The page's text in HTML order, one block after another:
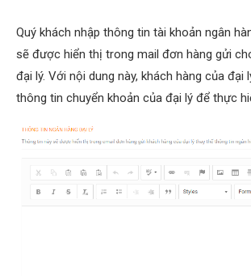
Quý khách nhập thông tin tài khoản ngân
sẽ được hiển thị trong mail đơn hàng gửi
đại lý. Với nội dung này, khách hàng của đại
thông tin chuyển khoản của đại lý để thực